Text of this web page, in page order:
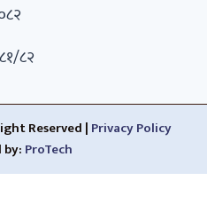
८२
Reserved | Privacy Policy
by: ProTech